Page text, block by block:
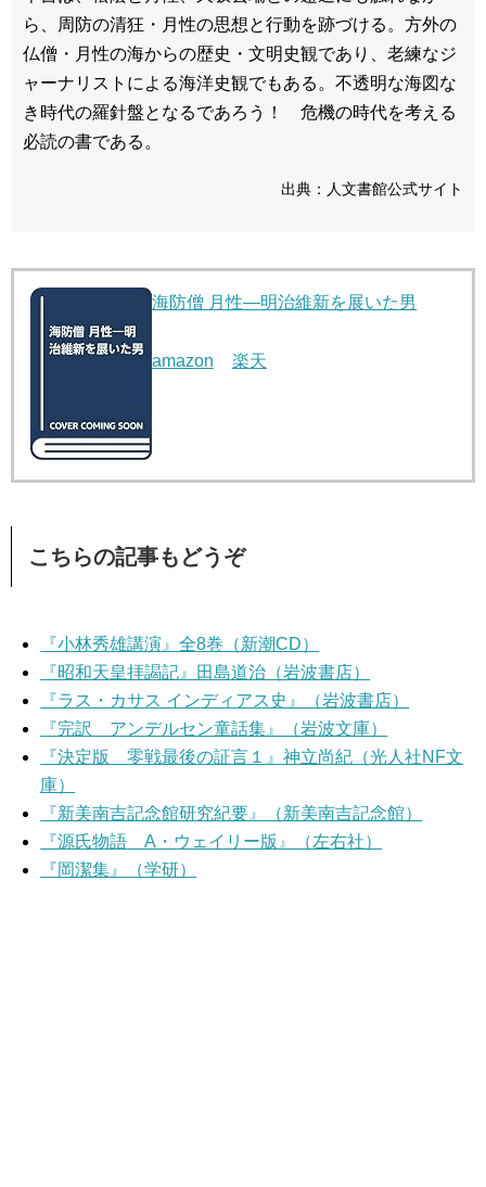
ら、周防の清狂・月性の思想と行動を跡づける。方外の
仏僧・月性の海からの歴史・文明史観であり、老練なジ
ャーナリストによる海洋史観でもある。不透明な海図な
き時代の羅針盤となるであろう！ 危機の時代を考える
必読の書である。
出典：人文書館公式サイト
海防僧 月性―明治維新を展いた男
amazon 楽天
こちらの記事もどうぞ
『小林秀雄講演』全8巻（新潮CD）
『昭和天皇拝謁記』田島道治（岩波書店）
『ラス・カサス インディアス史』（岩波書店）
『完訳 アンデルセン童話集』（岩波文庫）
『決定版 零戦最後の証言１』神立尚紀（光人社NF文
庫）
『新美南吉記念館研究紀要』（新美南吉記念館）
『源氏物語 A・ウェイリー版』（左右社）
『岡潔集』（学研）